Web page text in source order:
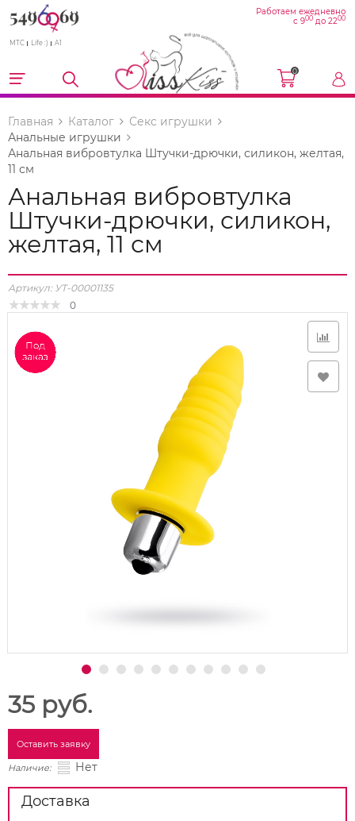
МТС Life :) A1
Работаем ежедневно
с 900 до 2200
0
Главная Каталог
Секс игрушки
Анальные игрушки
Анальная вибровтулка Штучки-дрючки, силикон, желтая,
11 см
Анальная вибровтулка
Штучки-дрючки, силикон,
желтая, 11 см
Артикул: УТ-00001135
0
35 руб.
Оставить заявку
Наличие: Нет
Доставка